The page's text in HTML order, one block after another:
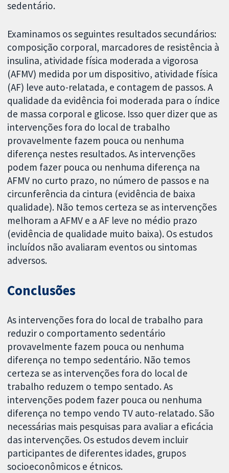
sedentário.
Examinamos os seguintes resultados secundários:
composição corporal, marcadores de resistência à
insulina, atividade física moderada a vigorosa
(AFMV) medida por um dispositivo, atividade física
(AF) leve auto-relatada, e contagem de passos. A
qualidade da evidência foi moderada para o índice
de massa corporal e glicose. Isso quer dizer que as
intervenções fora do local de trabalho
provavelmente fazem pouca ou nenhuma
diferença nestes resultados. As intervenções
podem fazer pouca ou nenhuma diferença na
AFMV no curto prazo, no número de passos e na
circunferência da cintura (evidência de baixa
qualidade). Não temos certeza se as intervenções
melhoram a AFMV e a AF leve no médio prazo
(evidência de qualidade muito baixa). Os estudos
incluídos não avaliaram eventos ou sintomas
adversos.
Conclusões
As intervenções fora do local de trabalho para
reduzir o comportamento sedentário
provavelmente fazem pouca ou nenhuma
diferença no tempo sedentário. Não temos
certeza se as intervenções fora do local de
trabalho reduzem o tempo sentado. As
intervenções podem fazer pouca ou nenhuma
diferença no tempo vendo TV auto-relatado. São
necessárias mais pesquisas para avaliar a eficácia
das intervenções. Os estudos devem incluir
participantes de diferentes idades, grupos
socioeconômicos e étnicos.